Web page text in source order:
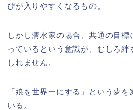
びが入りやすくなるもの。
しかし清水家の場合、共通の目標
っているという意識が、むしろ絆
しれません。
「娘を世界一にする」という夢
いる。